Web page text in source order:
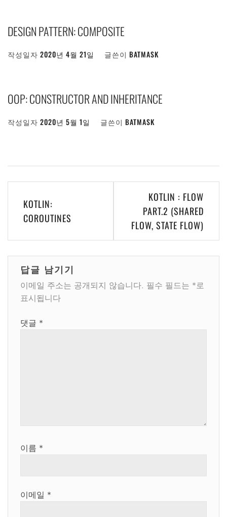
DESIGN PATTERN: COMPOSITE
작성일자 2020년 4월 21일 글쓴이 BATMASK
OOP: CONSTRUCTOR AND INHERITANCE
작성일자 2020년 5월 1일 글쓴이 BATMASK
KOTLIN:
COROUTINES
KOTLIN : FLOW
PART.2 (SHARED
FLOW, STATE FLOW)
답글 남기기
이메일 주소는 공개되지 않습니다. 필수 필드는 *로
표시됩니다
댓글 *
이름 *
이메일 *